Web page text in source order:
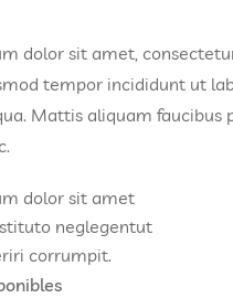
dolor sit amet,
tempor incididunt ut
Mattis aliquam faucibus
dolor sit amet
neglegentut
corrumpit.